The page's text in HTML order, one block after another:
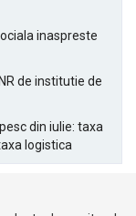
inaspreste
de institutie de
din iulie: taxa
logistica